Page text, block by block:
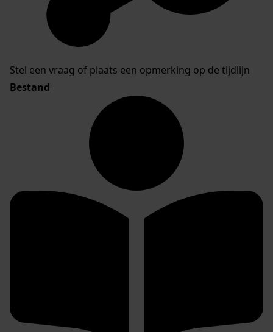
Stel een vraag of plaats een opmerking op de tijdlijn
Bestand